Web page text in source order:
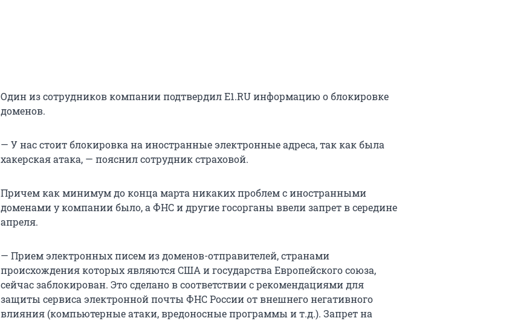
Один из сотрудников компании подтвердил E1.RU информацию о блокировке
доменов.
— У нас стоит блокировка на иностранные электронные адреса, так как была
хакерская атака, — пояснил сотрудник страховой.
Причем как минимум до конца марта никаких проблем с иностранными
доменами у компании было, а ФНС и другие госорганы ввели запрет в середине
апреля.
— Прием электронных писем из доменов-отправителей, странами
происхождения которых являются США и государства Европейского союза,
сейчас заблокирован. Это сделано в соответствии с рекомендациями для
защиты сервиса электронной почты ФНС России от внешнего негативного
влияния (компьютерные атаки, вредоносные программы и т.д.). Запрет на